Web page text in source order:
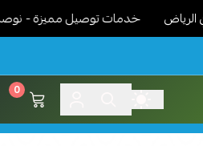
خدمات توصيل مميزة - نوصل
0